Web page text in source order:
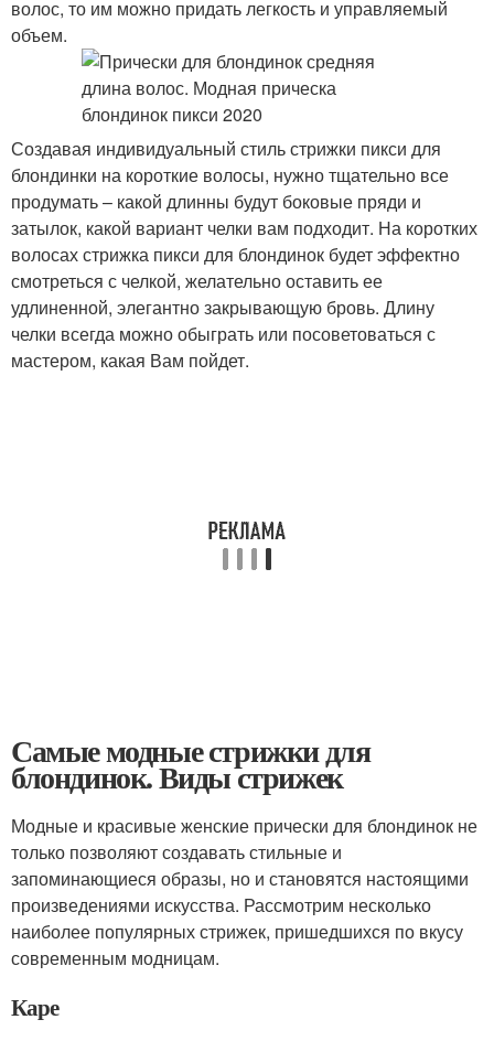
волос, то им можно придать легкость и управляемый
объем.
Создавая индивидуальный стиль стрижки пикси для
блондинки на короткие волосы, нужно тщательно все
продумать – какой длинны будут боковые пряди и
затылок, какой вариант челки вам подходит. На коротких
волосах стрижка пикси для блондинок будет эффектно
смотреться с челкой, желательно оставить ее
удлиненной, элегантно закрывающую бровь. Длину
челки всегда можно обыграть или посоветоваться с
мастером, какая Вам пойдет.
Самые модные стрижки для
блондинок. Виды стрижек
Модные и красивые женские прически для блондинок не
только позволяют создавать стильные и
запоминающиеся образы, но и становятся настоящими
произведениями искусства. Рассмотрим несколько
наиболее популярных стрижек, пришедшихся по вкусу
современным модницам.
Каре